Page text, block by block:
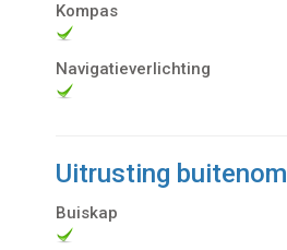
Kompas
Navigatieverlichting
Uitrusting buitenom
Buiskap